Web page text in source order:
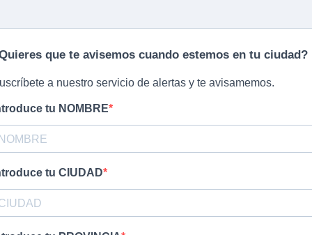
que te avisemos cuando estemos en tu ciudad?
a nuestro servicio de alertas y te avisamemos.
tu NOMBRE
tu CIUDAD